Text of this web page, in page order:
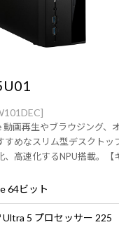
画再生やブラウジング、
すめなスリム型デスクトッ
、高速化するNPU搭載。【
64ビット
5 プロセッサー 225